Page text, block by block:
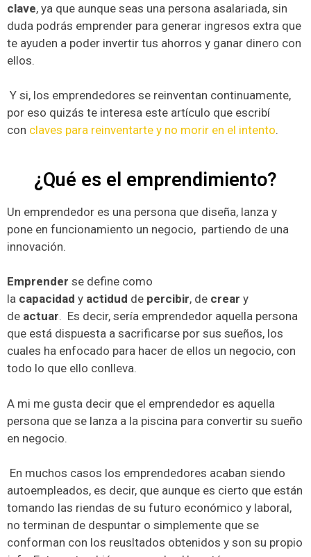
clave, ya que aunque seas una persona asalariada, sin
duda podrás emprender para generar ingresos extra que
te ayuden a poder invertir tus ahorros y ganar dinero con
ellos.
Y si, los emprendedores se reinventan continuamente,
por eso quizás te interesa este artículo que escribí
con claves para reinventarte y no morir en el intento.
¿Qué es el emprendimiento?
Un emprendedor es una persona que diseña, lanza y
pone en funcionamiento un negocio, ​​ partiendo de una
innovación.
Emprender se define como
la capacidad y actidud de percibir, de crear y
de actuar. Es decir, sería emprendedor aquella persona
que está dispuesta a sacrificarse por sus sueños, los
cuales ha enfocado para hacer de ellos un negocio, con
todo lo que ello conlleva.
A mi me gusta decir que el emprendedor es aquella
persona que se lanza a la piscina para convertir su sueño
en negocio.
En muchos casos los emprendedores acaban siendo
autoempleados, es decir, que aunque es cierto que están
tomando las riendas de su futuro económico y laboral,
no terminan de despuntar o simplemente que se
conforman con los reusltados obtenidos y son su propio